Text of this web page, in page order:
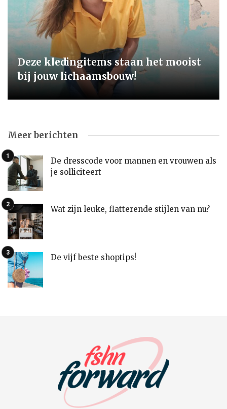
Deze kledingitems staan het mooist
bij jouw lichaamsbouw!
Meer berichten
De dresscode voor mannen en vrouwen als
je solliciteert
Wat zijn leuke, flatterende stijlen van nu?
De vijf beste shoptips!